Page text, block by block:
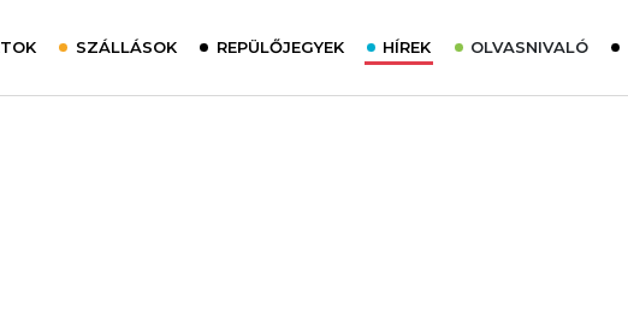
SZÁLLÁSOK REPÜLŐJEGYEK HÍREK OLVASNIVALÓ